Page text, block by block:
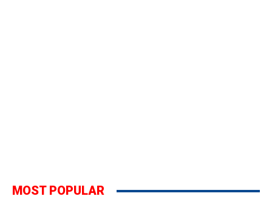
MOST POPULAR